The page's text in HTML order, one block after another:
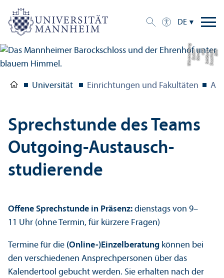
DE
Bil
d:
S
t
a
a
tli
c
h
e
S
c
hl
ö
s
s
e
r
u
n
d
G
ä
r
t
e
n
B
a
d
e
n-
W
ü
r
t
t
e
m
b
e
r
g
Universität Einrichtungen und Fakultäten
Sprechstunde des Teams
Outgoing-Austausch­
studierende
Offene Sprechstunde in Präsenz: dienstags von 9–
11 Uhr (ohne Termin, für kürzere Fragen)
Termine für die (Online-)Einzel­beratung können bei
den verschiedenen Ansprechpersonen über das
Kalendertool gebucht werden. Sie erhalten nach der